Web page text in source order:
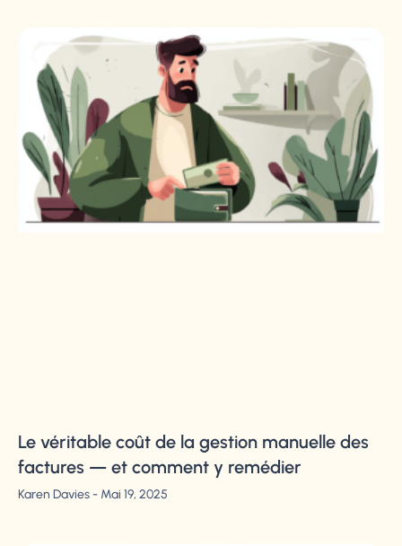
Le véritable coût de la gestion manuelle des
factures — et comment y remédier
Karen Davies Mai 19, 2025